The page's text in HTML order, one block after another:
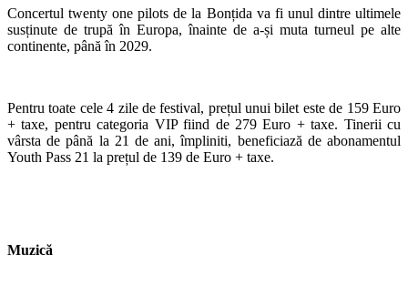
Concertul twenty one pilots de la Bonțida va fi unul dintre ultimele
susținute de trupă în Europa, înainte de a-și muta turneul pe alte
continente, până în 2029.
Pentru toate cele 4 zile de festival, prețul unui bilet este de 159 Euro
+ taxe, pentru categoria VIP fiind de 279 Euro + taxe. Tinerii cu
vârsta de până la 21 de ani, împliniti, beneficiază de abonamentul
Youth Pass 21 la prețul de 139 de Euro + taxe.
Muzică